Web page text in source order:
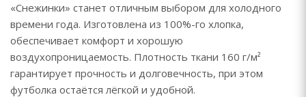
«Снежинки» станет отличным выбором для холодного
времени года. Изготовлена из 100%-го хлопка,
обеспечивает комфорт и хорошую
воздухопроницаемость. Плотность ткани 160 г/м²
гарантирует прочность и долговечность, при этом
футболка остаётся лёгкой и удобной.